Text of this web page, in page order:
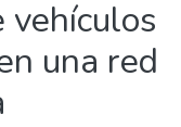
vehículos
una red